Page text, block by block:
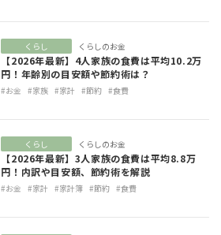
くらし くらしのお金
【2026年最新】4人家族の食費は平均10.2万
円！年齢別の目安額や節約術は？
#お金 #家族 #家計 #節約 #食費
くらし くらしのお金
【2026年最新】3人家族の食費は平均8.8万
円！内訳や目安額、節約術を解説
#お金 #家計 #家計簿 #節約 #食費